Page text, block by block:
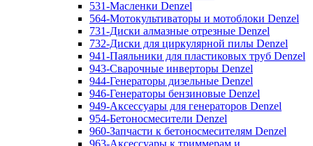
531-Масленки Denzel
564-Мотокультиваторы и мотоблоки Denzel
731-Диски алмазные отрезные Denzel
732-Диски для циркулярной пилы Denzel
941-Паяльники для пластиковых труб Denzel
943-Сварочные инверторы Denzel
944-Генераторы дизельные Denzel
946-Генераторы бензиновые Denzel
949-Аксессуары для генераторов Denzel
954-Бетоносмесители Denzel
960-Запчасти к бетоносмесителям Denzel
963-Аксессуары к триммерам и